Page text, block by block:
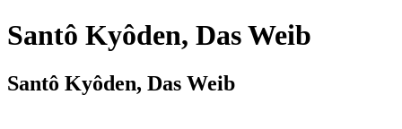
Santô Kyôden, Das Weib
Santô Kyôden, Das Weib